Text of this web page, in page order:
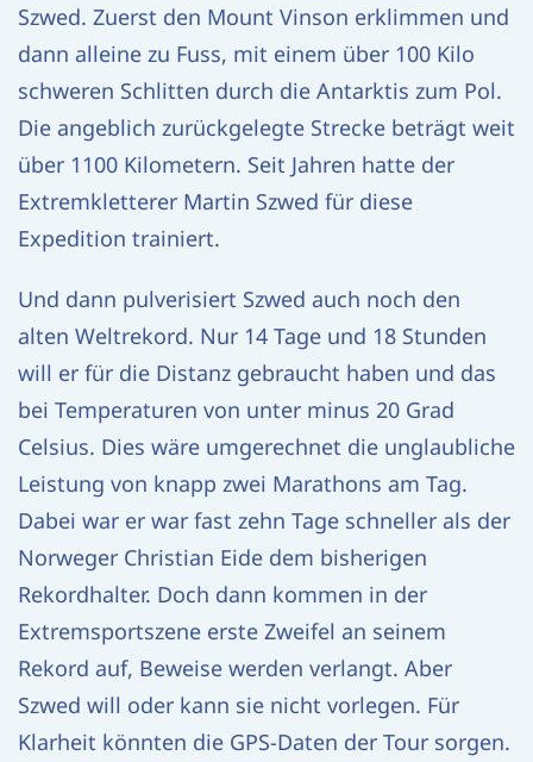
Szwed. Zuerst den Mount Vinson erklimmen und
dann alleine zu Fuss, mit einem über 100 Kilo
schweren Schlitten durch die Antarktis zum Pol.
Die angeblich zurückgelegte Strecke beträgt weit
über 1100 Kilometern. Seit Jahren hatte der
Extremkletterer Martin Szwed für diese
Expedition trainiert.
Und dann pulverisiert Szwed auch noch den
alten Weltrekord. Nur 14 Tage und 18 Stunden
will er für die Distanz gebraucht haben und das
bei Temperaturen von unter minus 20 Grad
Celsius. Dies wäre umgerechnet die unglaubliche
Leistung von knapp zwei Marathons am Tag.
Dabei war er war fast zehn Tage schneller als der
Norweger Christian Eide dem bisherigen
Rekordhalter. Doch dann kommen in der
Extremsportszene erste Zweifel an seinem
Rekord auf, Beweise werden verlangt. Aber
Szwed will oder kann sie nicht vorlegen. Für
Klarheit könnten die GPS-Daten der Tour sorgen.